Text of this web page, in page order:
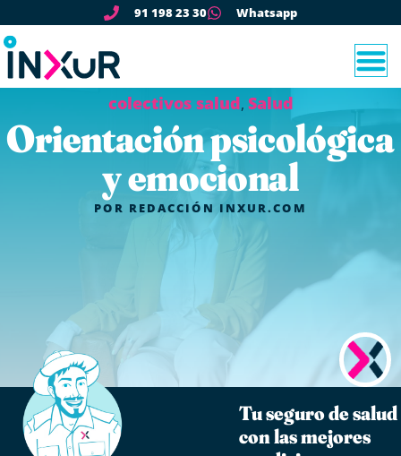
91 198 23 30 Whatsapp
colectivos salud, Salud
Orientación psicológica
y emocional
POR REDACCIÓN INXUR.COM
Tu seguro de salud
con las mejores